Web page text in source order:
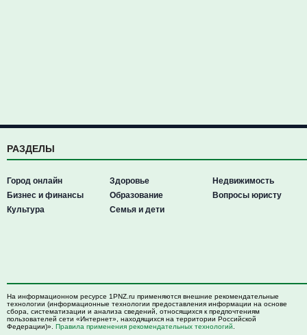
РАЗДЕЛЫ
Город онлайн
Бизнес и финансы
Культура
Здоровье
Образование
Семья и дети
Недвижимость
Вопросы юристу
На информационном ресурсе 1PNZ.ru применяются внешние рекомендательные
технологии (информационные технологии предоставления информации на основе
сбора, систематизации и анализа сведений, относящихся к предпочтениям
пользователей сети «Интернет», находящихся на территории Российской
Федерации)». Правила применения рекомендательных технологий